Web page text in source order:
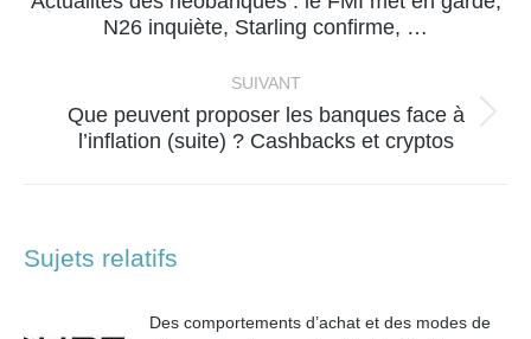
Article
précédent
N26 inquiète, Starling confirme, …
SUIVANT
Article
suivant
Que peuvent proposer les banques face à
l’inflation (suite) ? Cashbacks et cryptos
Sujets relatifs
Des comportements d’achat et des modes de